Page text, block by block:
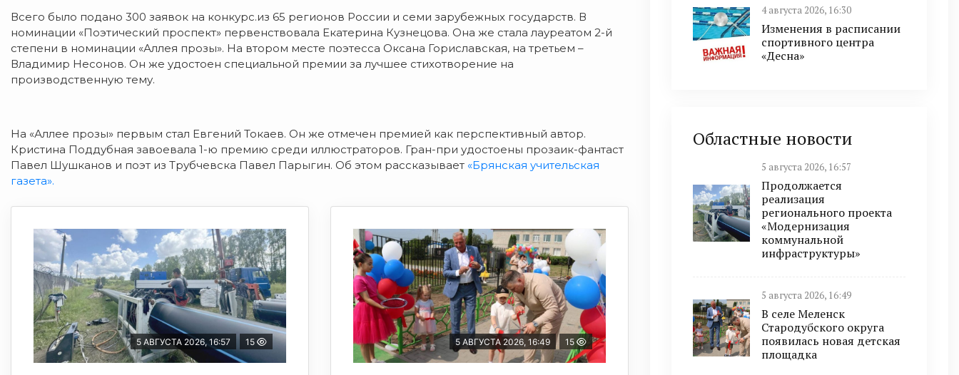
Всего было подано 300 заявок на конкурс.из 65 регионов России и семи зарубежных государств. В
номинации «Поэтический проспект» первенствовала Екатерина Кузнецова. Она же стала лауреатом 2-й
степени в номинации «Аллея прозы». На втором месте поэтесса Оксана Гориславская, на третьем –
Владимир Несонов. Он же удостоен специальной премии за лучшее стихотворение на
производственную тему.
На «Аллее прозы» первым стал Евгений Токаев. Он же отмечен премией как перспективный автор.
Кристина Поддубная завоевала 1-ю премию среди иллюстраторов. Гран-при удостоены прозаик-фантаст
Павел Шушканов и поэт из Трубчевска Павел Парыгин. Об этом рассказывает «Брянская учительская
газета».
5 АВГУСТА 2026, 16:57 15 5 АВГУСТА 2026, 16:49 15
4 августа 2026, 16:30
Изменения в расписании
спортивного центра
«Десна»
Областные новости
5 августа 2026, 16:57
Продолжается
реализация
регионального проекта
«Модернизация
коммунальной
инфраструктуры»
5 августа 2026, 16:49
В селе Меленск
Стародубского округа
появилась новая детская
площадка